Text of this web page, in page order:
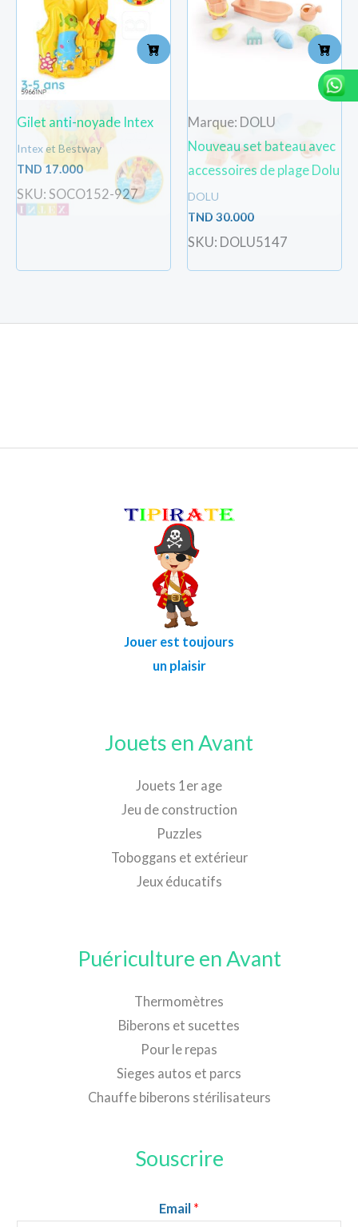
Gilet anti-noyade Intex
Intex et Bestway
TND17.000
SKU: SOCO152-927
Marque: DOLU
Nouveau set bateau avec
accessoires de plage Dolu
DOLU
TND 30.000
SKU: DOLU5147
Jouer est toujours
un plaisir
Jouets en Avant
Jouets 1er age
Jeu de construction
Puzzles
Toboggans et extérieur
Jeux éducatifs
Puériculture en Avant
Thermomètres
Biberons et sucettes
Pour le repas
Sieges autos et parcs
Chauffe biberons stérilisateurs
Souscrire
Email *